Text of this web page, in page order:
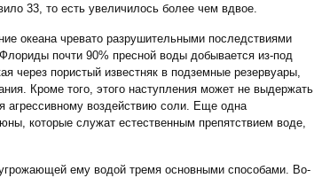
33, то есть увеличилось более чем вдвое.
океана чревато разрушительными последствиями
почти 90% пресной воды добывается из-под
через пористый известняк в подземные резервуары,
Кроме того, этого наступления может не выдержать
агрессивному воздействию соли. Еще одна
которые служат естественным препятствием воде,
ему водой тремя основными способами. Во-